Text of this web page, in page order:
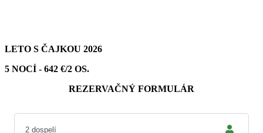
LETO S ČAJKOU 2026
5 NOCÍ - 642 €/2 OS.
REZERVAČNÝ FORMULÁR